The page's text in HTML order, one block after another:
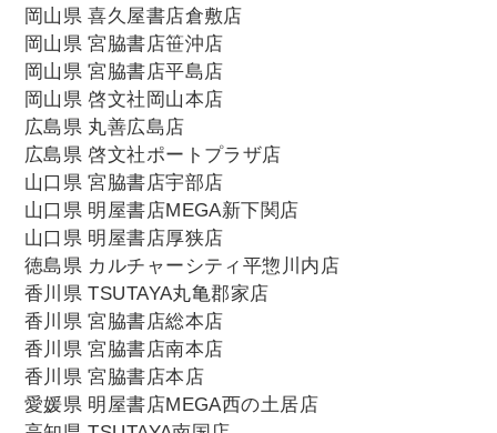
岡山県 喜久屋書店倉敷店
岡山県 宮脇書店笹沖店
岡山県 宮脇書店平島店
岡山県 啓文社岡山本店
広島県 丸善広島店
広島県 啓文社ポートプラザ店
山口県 宮脇書店宇部店
山口県 明屋書店MEGA新下関店
山口県 明屋書店厚狭店
徳島県 カルチャーシティ平惣川内店
香川県 TSUTAYA丸亀郡家店
香川県 宮脇書店総本店
香川県 宮脇書店南本店
香川県 宮脇書店本店
愛媛県 明屋書店MEGA西の土居店